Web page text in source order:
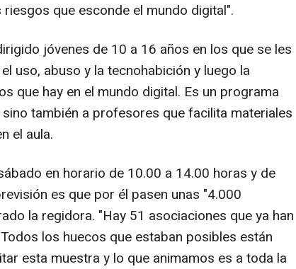
que esconde el mundo digital".
jóvenes de 10 a 16 años en los que se les
uso, abuso y la tecnohabición y luego la
que hay en el mundo digital. Es un programa
también a profesores que facilita materiales
el aula.
en horario de 10.00 a 14.00 horas y de
es que por él pasen unas "4.000
la regidora. "Hay 51 asociaciones que ya han
los huecos que estaban posibles están
esta muestra y lo que animamos es a toda la